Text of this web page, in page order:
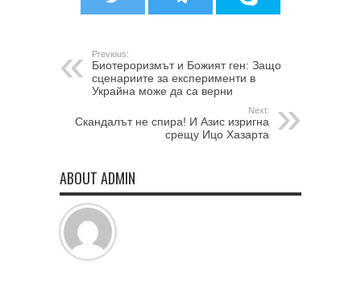
Previous:
Биотероризмът и Божият ген: Защо
сценариите за експерименти в
Украйна може да са верни
Next:
Скандалът не спира! И Азис изригна
срещу Ицо Хазарта
ABOUT ADMIN